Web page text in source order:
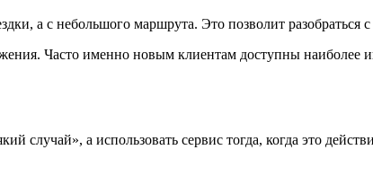
а с небольшого маршрута. Это позволит
Часто именно новым клиентам доступны наиболее
случай», а использовать сервис тогда, когда это